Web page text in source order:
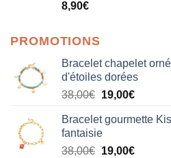
Note5.00
8,90€
PROMOTIONS
Bracelet chapelet
d'étoiles dorées
38,00€ Le
initial
était :
38,00€.
19,00€Le
actuel
19,00€.
Bracelet gourmette
fantaisie
38,00€ Le
19,00€Le